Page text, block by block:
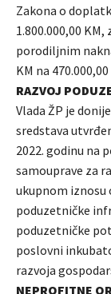
Zakona o
1.800.000,00
porodiljnim
KM na 470.000,00
RAZVOJ
Vlada ŽP je
sredstava
2022. godinu na
samouprave za
ukupnom iznosu
poduzetničke
poduzetničke
poslovni
razvoja
NEPROFITNE